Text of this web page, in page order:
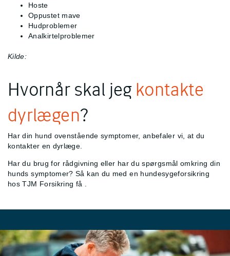
Hoste
Oppustet mave
Hudproblemer
Analkirtelproblemer
Kilde:
Hvornår skal jeg kontakte
dyrlægen?
Har din hund ovenstående symptomer, anbefaler vi, at du
kontakter en dyrlæge.
Har du brug for rådgivning eller har du spørgsmål omkring din
hunds symptomer? Så kan du med en hundesygeforsikring
hos TJM Forsikring få .